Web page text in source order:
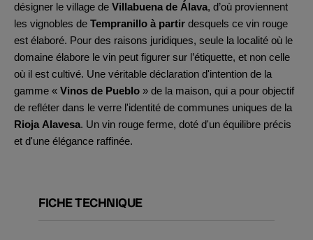
désigner le village de Villabuena de Álava, d’où proviennent
les vignobles de Tempranillo à partir desquels ce vin rouge
est élaboré. Pour des raisons juridiques, seule la localité où le
domaine élabore le vin peut figurer sur l’étiquette, et non celle
où il est cultivé. Une véritable déclaration d'intention de la
gamme « Vinos de Pueblo » de la maison, qui a pour objectif
de refléter dans le verre l'identité de communes uniques de la
Rioja Alavesa. Un vin rouge ferme, doté d'un équilibre précis
et d'une élégance raffinée.
FICHE TECHNIQUE